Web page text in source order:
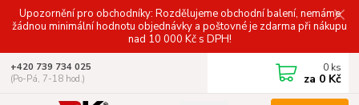
Upozornění pro obchodníky: Rozdělujeme obchodní balení, nemáme
žádnou minimální hodnotu objednávky a poštovné je zdarma při nákupu
nad 10 000 Kč s DPH!
+420 739 734 025
(Po-Pá, 7-18 hod.)
0 ks
za 0 Kč